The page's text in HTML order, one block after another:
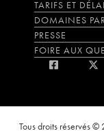
TARIFS ET
DOMAINES
PRESSE
FOIRE AUX
Tous droits réservés